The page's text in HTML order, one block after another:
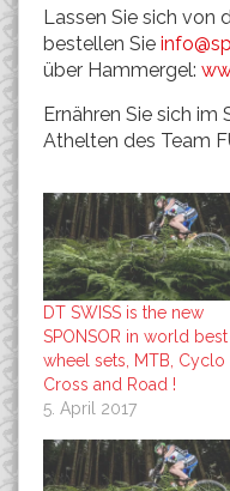
Lassen Sie sich von
bestellen Sie
über Hammergel:
Ernähren Sie sich
Athelten des Team
DT SWISS is the new
SPONSOR in world best
wheel sets, MTB, Cyclo
Cross and Road !
5. April 2017